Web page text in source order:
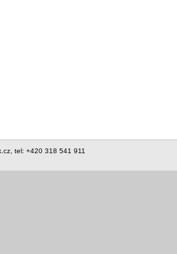
tel: +420 318 541 911